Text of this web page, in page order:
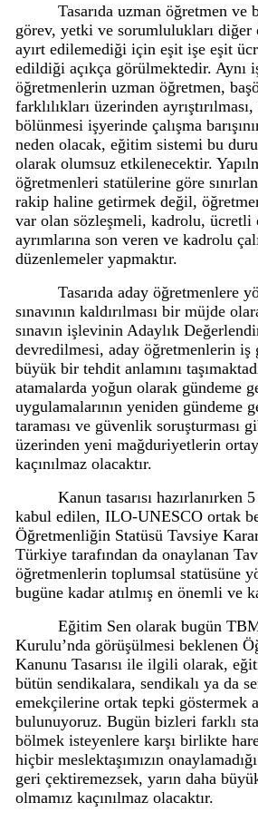
Tasarıda uzman öğretmen ve
görev, yetki ve sorumlulukları diğer
ayırt edilemediği için eşit işe eşit
edildiği açıkça görülmektedir. Aynı
öğretmenlerin uzman öğretmen,
farklılıkları üzerinden
bölünmesi işyerinde çalışma
neden olacak, eğitim sistemi bu
olarak olumsuz etkilenecektir.
öğretmenleri statülerine göre
rakip haline getirmek değil,
var olan sözleşmeli, kadrolu, ücretli
ayrımlarına son veren ve kadrolu
düzenlemeler yapmaktır.
Tasarıda aday öğretmenlere
sınavının kaldırılması bir müjde
sınavın işlevinin Adaylık
devredilmesi, aday öğretmenlerin iş
büyük bir tehdit anlamını
atamalarda yoğun olarak gündeme
uygulamalarının yeniden gündeme
taraması ve güvenlik soruşturması
üzerinden yeni mağduriyetlerin
kaçınılmaz olacaktır.
Kanun tasarısı hazırlanırken
kabul edilen, ILO-UNESCO ortak
Öğretmenliğin Statüsü Tavsiye
Türkiye tarafından da onaylanan
öğretmenlerin toplumsal statüsüne
bugüne kadar atılmış en önemli ve
Eğitim Sen olarak bugün
Kurulu’nda görüşülmesi beklenen
Kanunu Tasarısı ile ilgili olarak,
bütün sendikalara, sendikalı ya da
emekçilerine ortak tepki göstermek
bulunuyoruz. Bugün bizleri farklı
bölmek isteyenlere karşı birlikte
hiçbir meslektaşımızın
geri çektiremezsek, yarın daha
olmamız kaçınılmaz olacaktır.